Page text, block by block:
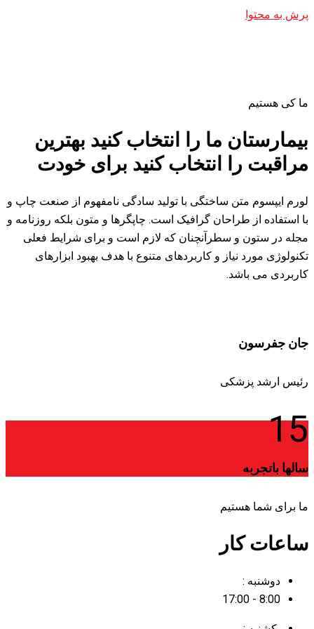
انتخاب کنید بهترین
کنید برای خودت
با تولید سادگی نامفهوم از صنعت چاپ و
است. چاپگرها و متون بلکه روزنامه و
که لازم است و برای شرایط فعلی
متنوع با هدف بهبود ابزارهای